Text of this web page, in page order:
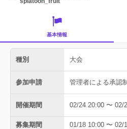
基本情報
種別 大会
参加申請 管理者による承認制
開催期間 02/24 20:00 〜 02/
募集期間 01/18 10:00 〜 02/